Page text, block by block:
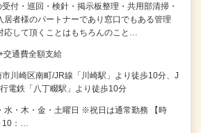
付・巡回・検針・掲示板整理・共用部清掃・
居者様のパートナーであり窓口でもある管理
応して頂くことはもちろんのこと…
交通費全額支給
川崎区南町/JR線「川崎駅」より徒歩10分、J
電鉄「八丁畷駅」より徒歩10分
水・木・金・土曜日 ※祝日は通常勤務 【時
10：…